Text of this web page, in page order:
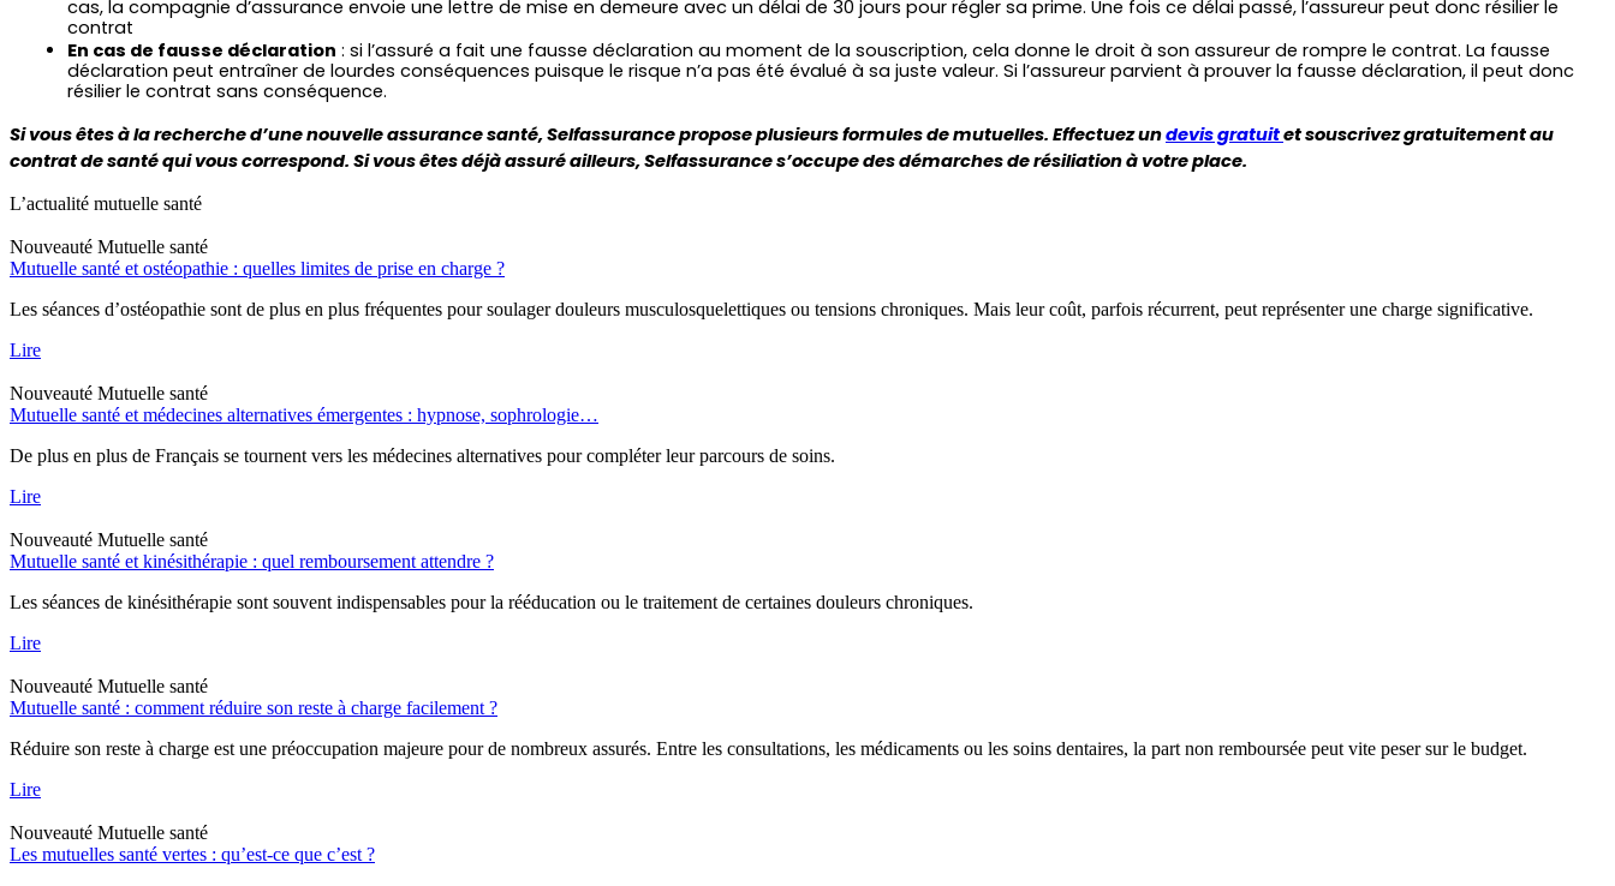
cas, la compagnie d’assurance envoie une lettre de mise en demeure avec un délai de 30 jours pour régler sa prime. Une fois ce délai passé, l’assureur peut donc résilier le
contrat
En cas de fausse déclaration : si l’assuré a fait une fausse déclaration au moment de la souscription, cela donne le droit à son assureur de rompre le contrat. La fausse
déclaration peut entraîner de lourdes conséquences puisque le risque n’a pas été évalué à sa juste valeur. Si l’assureur parvient à prouver la fausse déclaration, il peut donc
résilier le contrat sans conséquence.
Si vous êtes à la recherche d’une nouvelle assurance santé, Selfassurance propose plusieurs formules de mutuelles. Effectuez un devis gratuit et souscrivez gratuitement au
contrat de santé qui vous correspond. Si vous êtes déjà assuré ailleurs, Selfassurance s’occupe des démarches de résiliation à votre place.
L’actualité mutuelle santé
Nouveauté Mutuelle santé
Mutuelle santé et ostéopathie : quelles limites de prise en charge ?
Les séances d’ostéopathie sont de plus en plus fréquentes pour soulager douleurs musculosquelettiques ou tensions chroniques. Mais leur coût, parfois récurrent, peut représenter une charge significative.
Lire
Nouveauté Mutuelle santé
Mutuelle santé et médecines alternatives émergentes : hypnose, sophrologie…
De plus en plus de Français se tournent vers les médecines alternatives pour compléter leur parcours de soins.
Lire
Nouveauté Mutuelle santé
Mutuelle santé et kinésithérapie : quel remboursement attendre ?
Les séances de kinésithérapie sont souvent indispensables pour la rééducation ou le traitement de certaines douleurs chroniques.
Lire
Nouveauté Mutuelle santé
Mutuelle santé : comment réduire son reste à charge facilement ?
Réduire son reste à charge est une préoccupation majeure pour de nombreux assurés. Entre les consultations, les médicaments ou les soins dentaires, la part non remboursée peut vite peser sur le budget.
Lire
Nouveauté Mutuelle santé
Les mutuelles santé vertes : qu’est-ce que c’est ?